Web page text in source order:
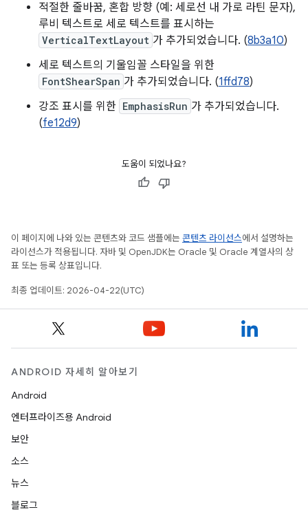
적절한 줄바꿈, 혼합 방향 (예: 세로선 내 가로 라틴 문자),
루비 텍스트로 세로 텍스트를 표시하는
VerticalTextLayout 가 추가되었습니다. (8b3a10)
세로 텍스트의 기울임꼴 스타일을 위한
FontShearSpan 가 추가되었습니다. (1ffd78)
강조 표시를 위한 EmphasisRun 가 추가되었습니다.
(fe12d9)
도움이 되었나요?
이 페이지에 나와 있는 콘텐츠와 코드 샘플에는 콘텐츠 라이선스에서 설명하는
라이선스가 적용됩니다. 자바 및 OpenJDK는 Oracle 및 Oracle 계열사의 상
표 또는 등록 상표입니다.
최종 업데이트: 2026-04-22(UTC)
ANDROID 자세히 알아보기
Android
엔터프라이즈용 Android
보안
소스
뉴스
블로그